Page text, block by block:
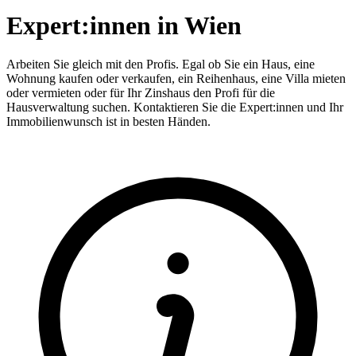
Expert:innen in Wien
Arbeiten Sie gleich mit den Profis. Egal ob Sie ein Haus, eine
Wohnung kaufen oder verkaufen, ein Reihenhaus, eine Villa mieten
oder vermieten oder für Ihr Zinshaus den Profi für die
Hausverwaltung suchen. Kontaktieren Sie die Expert:innen und Ihr
Immobilienwunsch ist in besten Händen.